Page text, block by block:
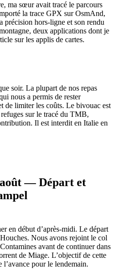
ma sœur avait tracé le parcours
la trace GPX sur OsmAnd,
précision hors-ligne et son rendu
deux applications dont je
sur les applis de cartes.
soir. La plupart de nos repas
nous a permis de rester
de limiter les coûts. Le bivouac est
sur le tracé du TMB,
Il est interdit en Italie en
— Départ et
en début d’après-midi. Le départ
Nous avons rejoint le col
avant de continuer dans
de Miage. L’objectif de cette
l’avance pour le lendemain.